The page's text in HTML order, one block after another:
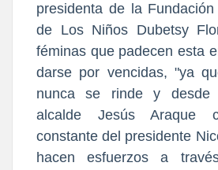
presidenta de la
de Los Niños Dubetsy
féminas que padecen esta
darse por vencidas, "ya
nunca se rinde y desde
alcalde Jesús Araque
constante del presidente
hacen esfuerzos a